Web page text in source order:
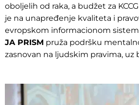
oboljelih od raka, a budžet za
je na unapređenje kvaliteta i
evropskom informacionom
JA PRISM pruža podršku
zasnovan na ljudskim pravima, uz